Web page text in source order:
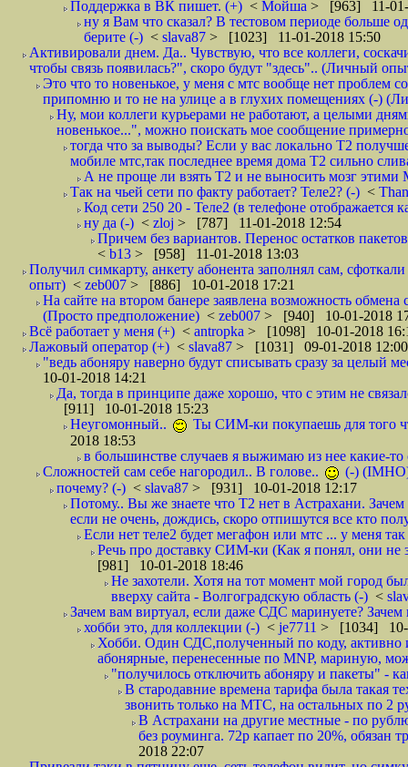
Поддержка в ВК пишет. (+) < Мойша > [963] 11-01-
ну я Вам что сказал? В тестовом периоде больше
берите (-) < slava87 > [1023] 11-01-2018 15:50
Активировали днем. Да.. Чувствую, что все коллеги,
чтобы связь появилась?", скоро будут "здесь".. (Личный
Это что то новенькое, у меня с мтс вообще нет проблем
припомню и то не на улице а в глухих помещениях (-)
Ну, мои коллеги курьерами не работают, а целыми
новенькое...", можно поискать мое сообщение
тогда что за выводы? Если у вас локально Т2
мобиле мтс,так последнее время дома Т2 сильно
А не проще ли взять Т2 и не выносить мозг
Так на чьей сети по факту работает? Теле2? (-) <
Код сети 250 20 - Теле2 (в телефоне отображается
ну да (-) < zloj > [787] 11-01-2018 12:54
Причем без вариантов. Перенос остатков
< b13 > [958] 11-01-2018 13:03
Получил симкарту, анкету абонента заполнял сам,
опыт) < zeb007 > [886] 10-01-2018 17:21
На сайте на втором банере заявлена возможность
(Просто предположение) < zeb007 > [940] 10-01-2018
Всё работает у меня (+) < antropka > [1098] 10-01-2018
Лажовый оператор (+) < slava87 > [1031] 09-01-2018 12:00
"ведь абоняру наверно будут списывать сразу за целый
10-01-2018 14:21
Да, тогда в принципе даже хорошо, что с этим не
[911] 10-01-2018 15:23
Неугомонный..
Ты СИМ-ки покупаешь для того
2018 18:53
в большинстве случаев я выжимаю из нее какие-то
Сложностей сам себе нагородил.. В голове..
(-)
почему? (-) < slava87 > [931] 10-01-2018 12:17
Потому.. Вы же знаете что Т2 нет в Астрахани.
если не очень, дождись, скоро отпишутся все кто
Если нет теле2 будет мегафон или мтс ... у меня
Речь про доставку СИМ-ки (Как я понял, они не
[981] 10-01-2018 18:46
Не захотели. Хотя на тот момент мой город
вверху сайта - Волгоградскую область (-) <
Зачем вам виртуал, если даже СДС маринуете?
хобби это, для коллекции (-) < je7711 > [1034] 10-
Хобби. Один СДС,полученный по коду, активно
абонярные, перенесенные по MNP, мариную,
"получилось отключить абоняру и пакеты" -
В стародавние времена тарифа была такая
звонить только на МТС, на остальных по 2
В Астрахани на другие местные - по
без роуминга. 72р капает по 20%, обязан
2018 22:07